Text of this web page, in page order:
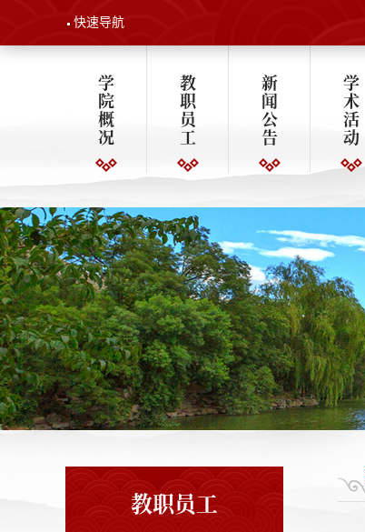
快速导航
学
院
概
况
教
职
员
工
新
闻
公
告
学
术
活
动
教职员工